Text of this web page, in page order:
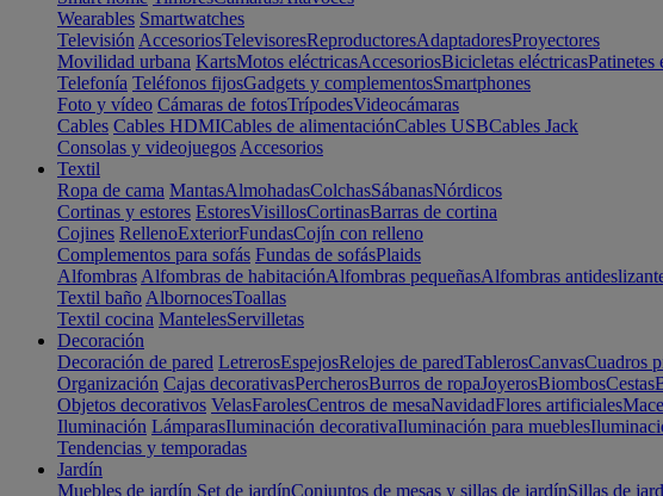
Wearables Smartwatches
Televisión AccesoriosTelevisoresReproductoresAdaptadoresProyectores
Movilidad urbana KartsMotos eléctricasAccesoriosBicicletas eléctricasPatinetes
Telefonía Teléfonos fijosGadgets y complementosSmartphones
Foto y vídeo Cámaras de fotosTrípodesVideocámaras
Cables Cables HDMICables de alimentaciónCables USBCables Jack
Consolas y videojuegos Accesorios
Textil
Ropa de cama MantasAlmohadasColchasSábanasNórdicos
Cortinas y estores EstoresVisillosCortinasBarras de cortina
Cojines RellenoExteriorFundasCojín con relleno
Complementos para sofás Fundas de sofásPlaids
Alfombras Alfombras de habitaciónAlfombras pequeñasAlfombras
Textil baño AlbornocesToallas
Textil cocina MantelesServilletas
Decoración
Decoración de pared LetrerosEspejosRelojes de paredTablerosCanvasCuadros
Organización Cajas decorativasPercherosBurros de ropaJoyerosBiombosCestas
Objetos decorativos VelasFarolesCentros de mesaNavidadFlores artificiales
Iluminación LámparasIluminación decorativaIluminación para muebles
Tendencias y temporadas
Jardín
Muebles de jardín Set de jardínConjuntos de mesas y sillas de jardínSillas de